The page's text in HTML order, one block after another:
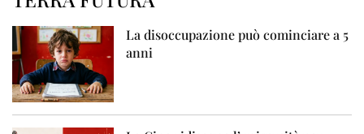
La disoccupazione può cominciare a 5
anni